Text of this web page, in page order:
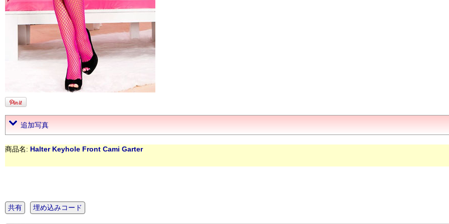
追加写真
商品名: Halter Keyhole Front Cami Garter
共有 埋め込みコード